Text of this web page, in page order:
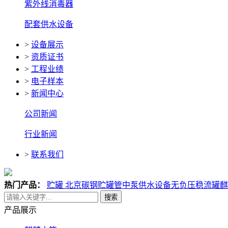
紫外线消毒器
配套供水设备
> 设备展示
> 资质证书
> 工程业绩
> 电子样本
> 新闻中心
公司新闻
行业新闻
> 联系我们
热门产品： 贮罐 北京碳钢贮罐管中泵供水设备无负压稳流罐
搜索
产品展示